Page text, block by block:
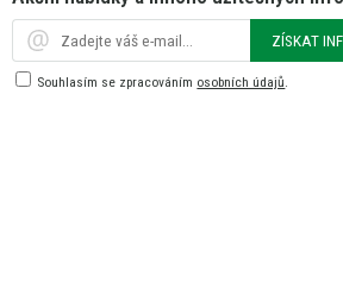
ZÍSKAT
Souhlasím se zpracováním osobních údajů